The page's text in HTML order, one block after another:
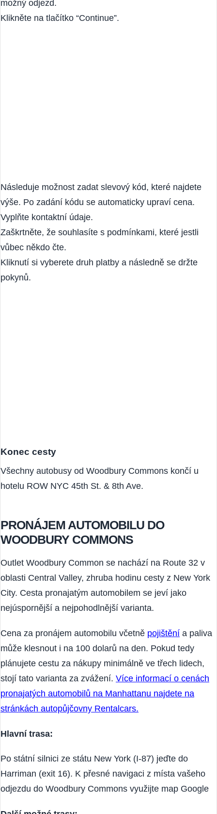
kontaktovat přepravní společnost a domluvit si další
možný odjezd.
Následuje možnost zadat slevový kód, které najdete
výše. Po zadání kódu se automaticky upraví cena.
Vyplňte kontaktní údaje.
Zaškrtněte, že souhlasíte s podmínkami, které jestli
vůbec někdo čte.
Kliknutí si vyberete druh platby a následně se držte
Konec cesty
Všechny autobusy od Woodbury Commons končí u
PRONÁJEM AUTOMOBILU DO
WOODBURY COMMONS
Outlet Woodbury Common se nachází na Route 32 v
oblasti Central Valley, zhruba hodinu cesty z New York
City. Cesta pronajatým automobilem se jeví jako
nejúspornější a nejpohodlnější varianta.
Cena za pronájem automobilu včetněpojištěnía paliva
může klesnout i na 100 dolarů na den. Pokud tedy
plánujete cestu za nákupy minimálně ve třech lidech,
stojí tato varianta za zvážení.Více informací o cenách
pronajatých automobilů na Manhattanu najdete na
stránkách autopůjčovny Rentalcars.
Hlavní trasa:
Po státní silnici ze státu New York (I-87) jeďte do
Harriman (exit 16). K přesné navigaci z místa vašeho
odjezdu do Woodbury Commons využijte map Google